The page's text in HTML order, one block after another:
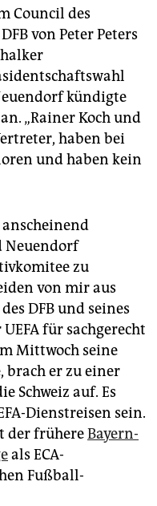
Council des
von Peter Peters
kündigte
„Rainer Koch und
haben bei
und haben kein
anscheinend
Neuendorf
zu
von mir aus
DFB und seines
für sachgerecht
Mittwoch seine
brach er zu einer
Schweiz auf. Es
Dienstreisen sein.
der frühereBayern-
als ECA-
Fußball-